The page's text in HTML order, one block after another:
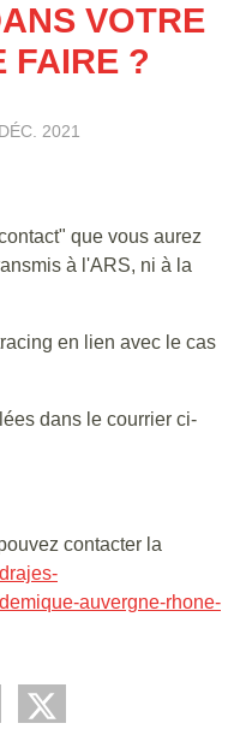
VOTRE
FAIRE ?
2021
que vous aurez
à l'ARS, ni à la
en lien avec le cas
dans le courrier ci-
contacter la
drajes-
auvergne-rhone-